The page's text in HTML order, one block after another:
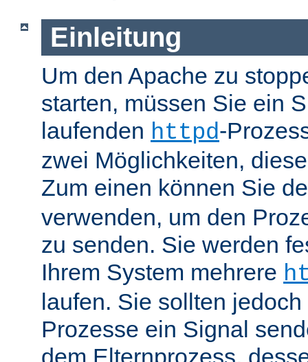
Einleitung
Um den Apache zu
starten, müssen Sie ein
laufenden httpd-
zwei Möglichkeiten,
Zum einen können Sie
verwenden, um den
zu senden. Sie werden
Ihrem System mehrere
laufen. Sie sollten
Prozesse ein Signal
dem Elternprozess,